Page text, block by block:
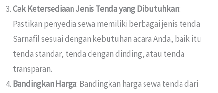
Cek Ketersediaan Jenis Tenda yang Dibutuhkan:
Pastikan penyedia sewa memiliki berbagai jenis tenda
Sarnafil sesuai dengan kebutuhan acara Anda, baik itu
tenda standar, tenda dengan dinding, atau tenda
transparan.
Bandingkan Harga: Bandingkan harga sewa tenda dari